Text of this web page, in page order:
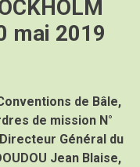
mai 2019
de Bâle,
de mission N°
Général du
Jean Blaise,